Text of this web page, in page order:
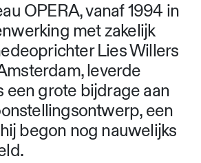
OPERA, vanaf 1994 in
met zakelijk
Lies Willers
leverde
een grote bijdrage aan
een
begon nog nauwelijks